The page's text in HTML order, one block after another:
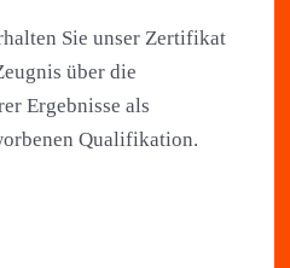
Sie unser Zertifikat
über die
Ergebnisse als
Qualifikation.